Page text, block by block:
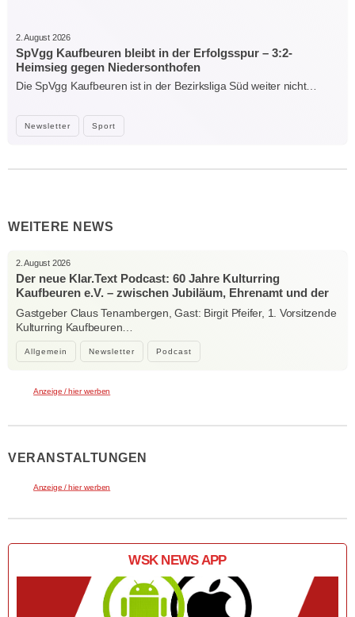
Newsletter Sport
2. August 2026
SpVgg Kaufbeuren bleibt in der Erfolgsspur – 3:2-
Heimsieg gegen Niedersonthofen
Die SpVgg Kaufbeuren ist in der Bezirksliga Süd weiter nicht…
WEITERE NEWS
Allgemein Newsletter Podcast
2. August 2026
Der neue Klar.Text Podcast: 60 Jahre Kulturring
Kaufbeuren e.V. – zwischen Jubiläum, Ehrenamt und der
Kraft der Kultur
Gastgeber Claus Tenambergen, Gast: Birgit Pfeifer, 1. Vorsitzende
Kulturring Kaufbeuren…
Anzeige / hier werben
VERANSTALTUNGEN
Anzeige / hier werben
WSK NEWS APP